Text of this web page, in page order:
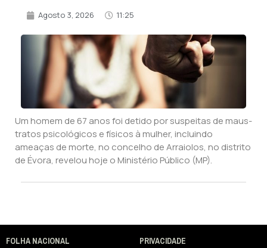
Agosto 3, 2026 11:25
Um homem de 67 anos foi detido por suspeitas de maus-
tratos psicológicos e físicos à mulher, incluindo
ameaças de morte, no concelho de Arraiolos, no distrito
de Évora, revelou hoje o Ministério Público (MP).
FOLHA NACIONAL PRIVACIDADE